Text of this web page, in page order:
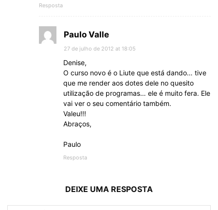
Resposta
Paulo Valle
27 de julho de 2012 at 18:05
Denise,
O curso novo é o Liute que está dando… tive
que me render aos dotes dele no quesito
utilização de programas… ele é muito fera. Ele
vai ver o seu comentário também.
Valeu!!!
Abraços,
Paulo
Resposta
DEIXE UMA RESPOSTA